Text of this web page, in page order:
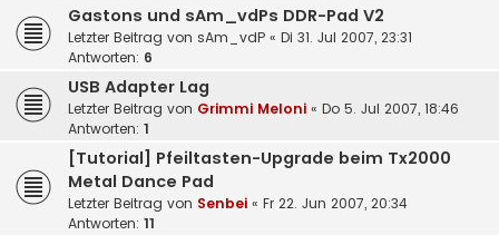
Gastons und sAm_vdPs DDR-Pad V2
Letzter Beitrag von sAm_vdP « Di 31. Jul 2007, 23:31
Antworten: 6
USB Adapter Lag
Letzter Beitrag von Grimmi Meloni « Do 5. Jul 2007, 18:46
Antworten: 1
[Tutorial] Pfeiltasten-Upgrade beim Tx2000
Metal Dance Pad
Letzter Beitrag von Senbei « Fr 22. Jun 2007, 20:34
Antworten: 11